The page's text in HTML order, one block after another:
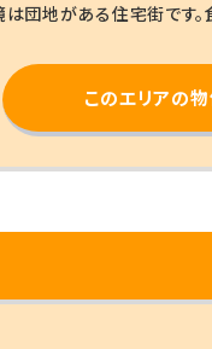
地がある住宅街です。
このエリアの